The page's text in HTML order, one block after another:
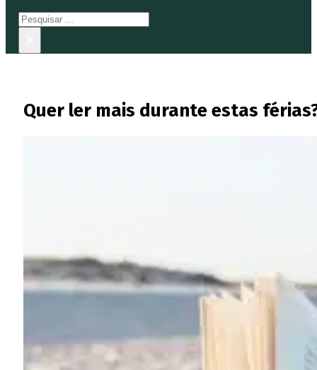
Pesquisar
Quer ler mais durante estas